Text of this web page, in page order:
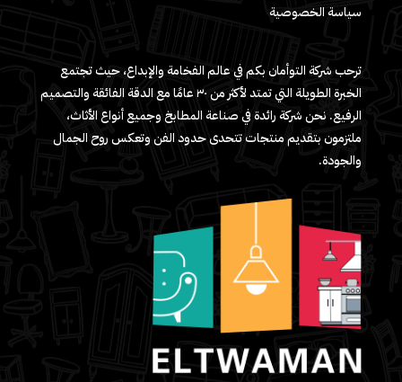
سياسة الخصوصية
ترحب شركة التوأمان بكم في عالم الفخامة والإبداع، حيث تجتمع
الخبرة الطويلة التي تمتد لأكثر من ٣٠ عامًا مع الدقة الفائقة والتصميم
الرفيع. نحن شركة رائدة في صناعة المطابخ وجميع أنواع الأثاث،
ملتزمون بتقديم منتجات تتحدى حدود الفن وتعكس روح الجمال
والجودة.